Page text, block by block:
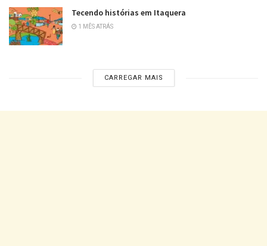
Tecendo histórias em Itaquera
1 MÊS ATRÁS
CARREGAR MAIS